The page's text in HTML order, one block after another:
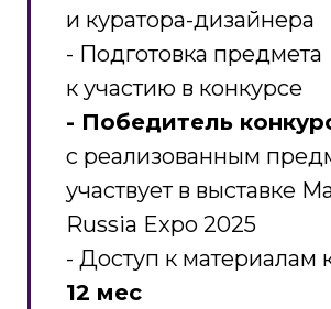
и куратора-дизайнера
- Подготовка предмета
к участию в конкурсе
- Победитель
с реализованным
участвует в выставке
Russia Expo 2025
- Доступ к материалам
12 мес